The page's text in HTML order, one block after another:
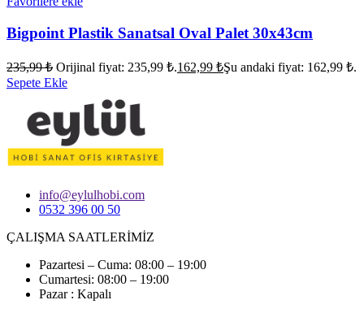
Bigpoint Plastik Sanatsal Oval Palet 30x43cm
235,99₺ Orijinal fiyat: 235,99 ₺.162,99 ₺Şu andaki fiyat: 162,99 ₺.
Sepete Ekle
info@eylulhobi.com
0532 396 00 50
ÇALIŞMA SAATLERİMİZ
Pazartesi – Cuma: 08:00 – 19:00
Cumartesi: 08:00 – 19:00
Pazar : Kapalı